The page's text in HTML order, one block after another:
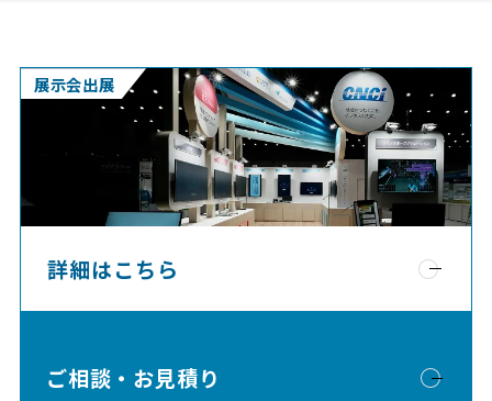
展示会出展
詳細はこちら
ご相談・お見積り